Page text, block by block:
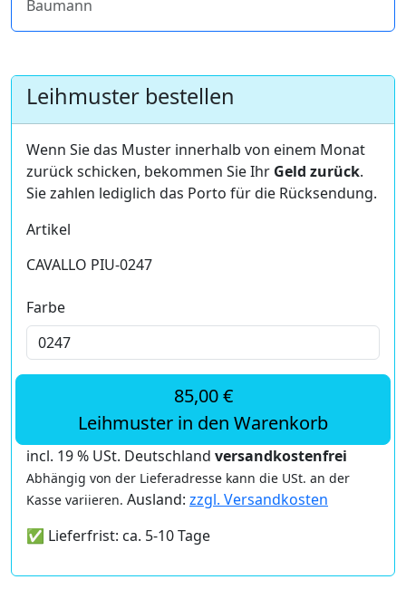
Baumann
Leihmuster bestellen
Wenn Sie das Muster innerhalb von einem Monat
zurück schicken, bekommen Sie Ihr Geld zurück.
Sie zahlen lediglich das Porto für die Rücksendung.
Artikel
CAVALLO PIU-0247
Farbe
85,00 €
Leihmuster in den Warenkorb
incl. 19 % USt. Deutschland versandkostenfrei
Abhängig von der Lieferadresse kann die USt. an der
Kasse variieren. Ausland: zzgl. Versandkosten
✅ Lieferfrist: ca. 5-10 Tage